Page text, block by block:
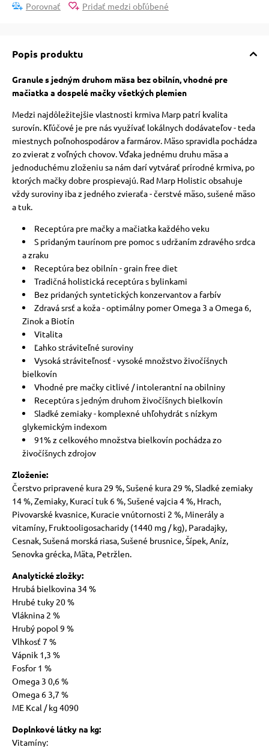
Porovnať Pridať medzi obľúbené
Popis produktu
Granule s jedným druhom mäsa bez obilnín, vhodné pre
mačiatka a dospelé mačky všetkých plemien
Medzi najdôležitejšie vlastnosti krmiva Marp patrí kvalita
surovín. Kľúčové je pre nás využívať lokálnych dodávateľov - teda
miestnych poľnohospodárov a farmárov. Mäso spravidla pochádza
zo zvierat z voľných chovov. Vďaka jednému druhu mäsa a
jednoduchému zloženiu sa nám darí vytvárať prírodné krmiva, po
ktorých mačky dobre prospievajú. Rad Marp Holistic obsahuje
vždy suroviny iba z jedného zvieraťa - čerstvé mäso, sušené mäso
a tuk.
Receptúra ​​pre mačky a mačiatka každého veku
S pridaným taurínom pre pomoc s udržaním zdravého srdca
a zraku
Receptúra ​​bez obilnín - grain free diet
Tradičná holistická receptúra ​​s bylinkami
Bez pridaných syntetických konzervantov a farbív
Zdravá srsť a koža - optimálny pomer Omega 3 a Omega 6,
Zinok a Biotín
Vitalita
Ľahko stráviteľné suroviny
Vysoká stráviteľnosť - vysoké množstvo živočíšnych
bielkovín
Vhodné pre mačky citlivé / intolerantní na obilniny
Receptúra ​​s jedným druhom živočíšnych bielkovín
Sladké zemiaky - komplexné uhľohydrát s nízkym
glykemickým indexom
91% z celkového množstva bielkovín pochádza zo
živočíšnych zdrojov
Zloženie:
Čerstvo pripravené kura 29 %, Sušené kura 29 %, Sladké zemiaky
14 %, Zemiaky, Kurací tuk 6 %, Sušené vajcia 4 %, Hrach,
Pivovarské kvasnice, Kuracie vnútornosti 2 %, Minerály a
vitamíny, Fruktooligosacharidy (1440 mg / kg), Paradajky,
Cesnak, Sušená morská riasa, Sušené brusnice, Šípek, Aníz,
Senovka grécka, Mäta, Petržlen.
Analytické zložky:
Hrubá bielkovina 34 %
Hrubé tuky 20 %
Vláknina 2 %
Hrubý popol 9 %
Vlhkosť 7 %
Vápnik 1,3 %
Fosfor 1 %
Omega 3 0,6 %
Omega 6 3,7 %
ME Kcal / kg 4090
Doplnkové látky na kg:
Vitamíny: